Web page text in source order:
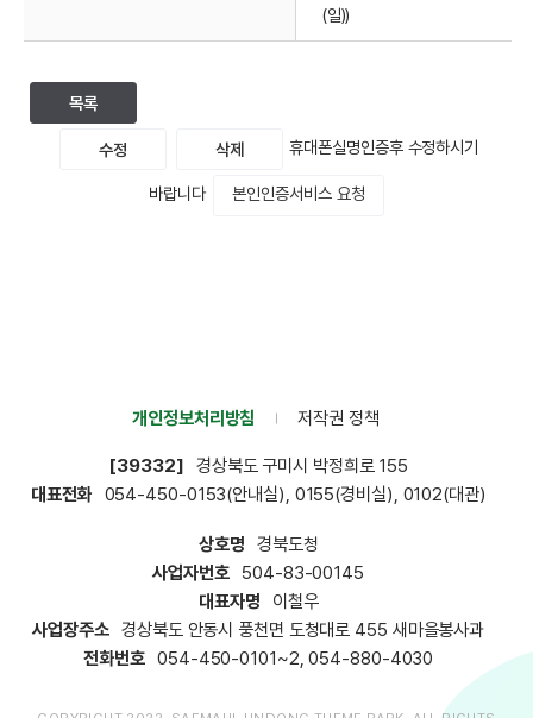
(일))
목록
수정 삭제 휴대폰실명인증후 수정하시기
바랍니다 본인인증서비스 요청
개인정보처리방침 저작권 정책
[39332] 경상북도 구미시 박정희로 155
대표전화
054-450-0153(안내실), 0155(경비실), 0102(대관)
상호명
경북도청
사업자번호
504-83-00145
대표자명
이철우
사업장주소 경상북도 안동시 풍천면 도청대로 455 새마을봉사과
전화번호 054-450-0101~2, 054-880-4030